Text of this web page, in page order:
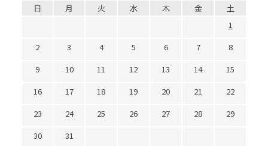
日 月 火 水 木 金
土
1
2
3 4 5 6 7
8
9
10 11 12 13 14
15
16
17 18 19 20 21
22
23
24 25 26 27 28
29
30
31